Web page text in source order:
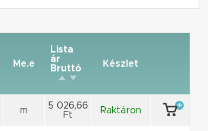
Me.e
Lista
ár
Bruttó
Készlet
m
5 026,66
Ft
Raktáron